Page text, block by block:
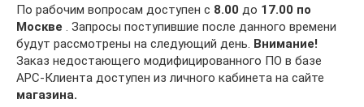
По рабочим вопросам доступен с 8.00 до 17.00 по
Москве . Запросы поступившие после данного времени
будут рассмотрены на следующий день. Внимание!
Заказ недостающего модифицированного ПО в базе
АРС-Клиента доступен из личного кабинета на сайте
магазина.